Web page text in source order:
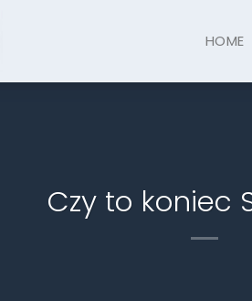
HOME
Czy to koniec